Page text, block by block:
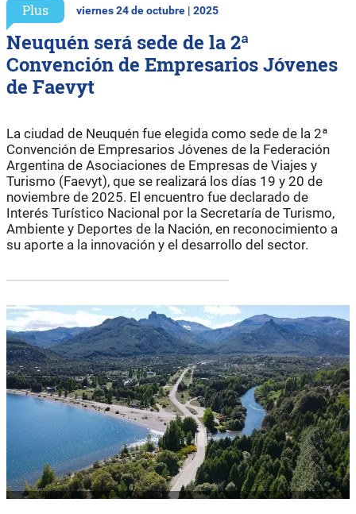
Plus viernes 24 de octubre | 2025
Neuquén será sede de la 2ª
Convención de Empresarios Jóvenes
de Faevyt
La ciudad de Neuquén fue elegida como sede de la 2ª
Convención de Empresarios Jóvenes de la Federación
Argentina de Asociaciones de Empresas de Viajes y
Turismo (Faevyt), que se realizará los días 19 y 20 de
noviembre de 2025. El encuentro fue declarado de
Interés Turístico Nacional por la Secretaría de Turismo,
Ambiente y Deportes de la Nación, en reconocimiento a
su aporte a la innovación y el desarrollo del sector.